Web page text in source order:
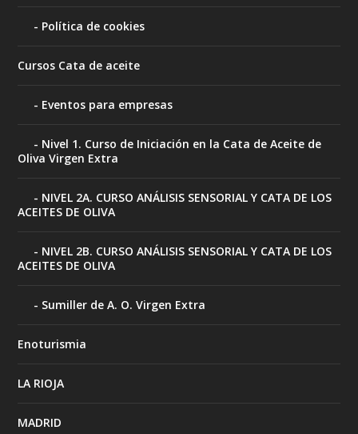
Política de cookies
Cursos Cata de aceite
Eventos para empresas
Nivel 1. Curso de Iniciación en la Cata de Aceite de
Oliva Virgen Extra
NIVEL 2A. CURSO ANÁLISIS SENSORIAL Y CATA DE LOS
ACEITES DE OLIVA
NIVEL 2B. CURSO ANÁLISIS SENSORIAL Y CATA DE LOS
ACEITES DE OLIVA
Sumiller de A. O. Virgen Extra
Enoturismia
LA RIOJA
MADRID